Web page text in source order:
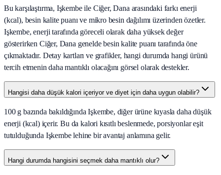
Bu karşılaştırma, Işkembe ile Ciğer, Dana arasındaki farkı enerji
(kcal), besin kalite puanı ve mikro besin dağılımı üzerinden özetler.
Işkembe, enerji tarafında göreceli olarak daha yüksek değer
gösterirken Ciğer, Dana genelde besin kalite puanı tarafında öne
çıkmaktadır. Detay kartları ve grafikler, hangi durumda hangi ürünü
tercih etmenin daha mantıklı olacağını görsel olarak destekler.
Hangisi daha düşük kalori içeriyor ve diyet için daha uygun olabilir?
100 g bazında bakıldığında Işkembe, diğer ürüne kıyasla daha düşük
enerji (kcal) içerir. Bu da kalori kısıtlı beslenmede, porsiyonlar eşit
tutulduğunda Işkembe lehine bir avantaj anlamına gelir.
Hangi durumda hangisini seçmek daha mantıklı olur?